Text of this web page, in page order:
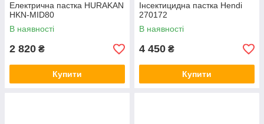
Електрична пастка HURAKAN
HKN-MID80
В наявності
2 820 ₴
Купити
Інсектицидна пастка Hendi
270172
В наявності
4 450 ₴
Купити